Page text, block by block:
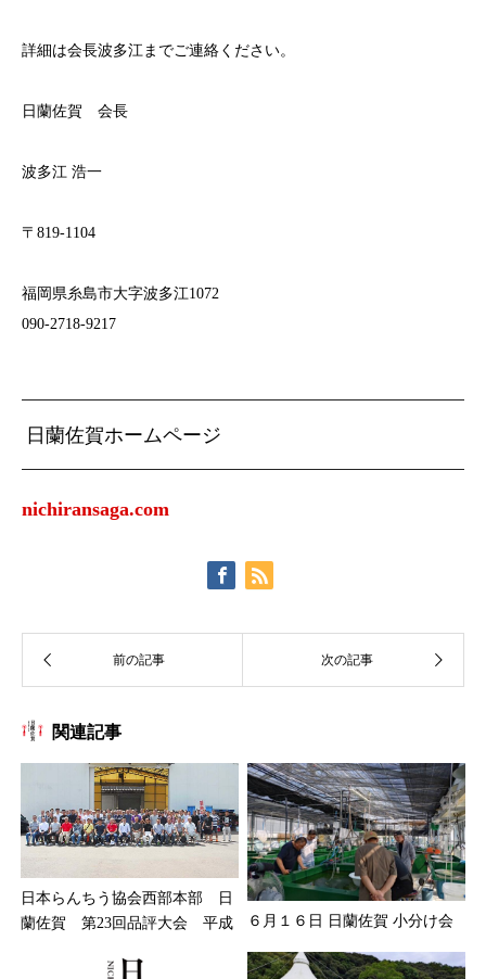
詳細は会長波多江までご連絡ください。
日蘭佐賀 会長
波多江 浩一
〒819-1104
福岡県糸島市大字波多江1072
090-2718-9217
日蘭佐賀ホームページ
nichiransaga.com
関連記事
日本らんちう協会西部本部 日
蘭佐賀 第23回品評大会 平...
６月１６日 日蘭佐賀 小分け会